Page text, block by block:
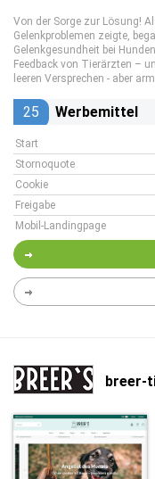
Von der Sorge zur Lösung!
Gelenkproblemen zeigte,
Gelenkgesundheit bei
Feedback von Tierärzten –
leeren Versprechen - aber
25 Werbemittel
Start
Stornoquote
Cookie
Freigabe
Mobil-Landingpage
breer-